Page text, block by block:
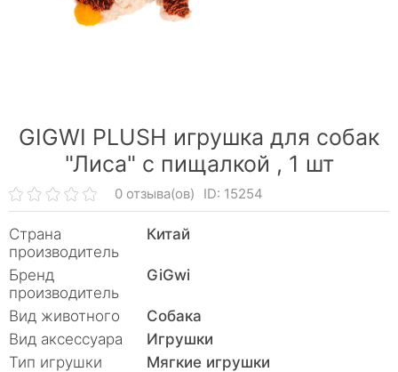
GIGWI PLUSH игрушка для собак
"Лиса" с пищалкой , 1 шт
0 отзыва(ов) ID: 15254
Страна
производитель
Китай
Бренд
производитель
GiGwi
Вид животного
Собака
Вид аксессуара
Игрушки
Тип игрушки
Мягкие игрушки